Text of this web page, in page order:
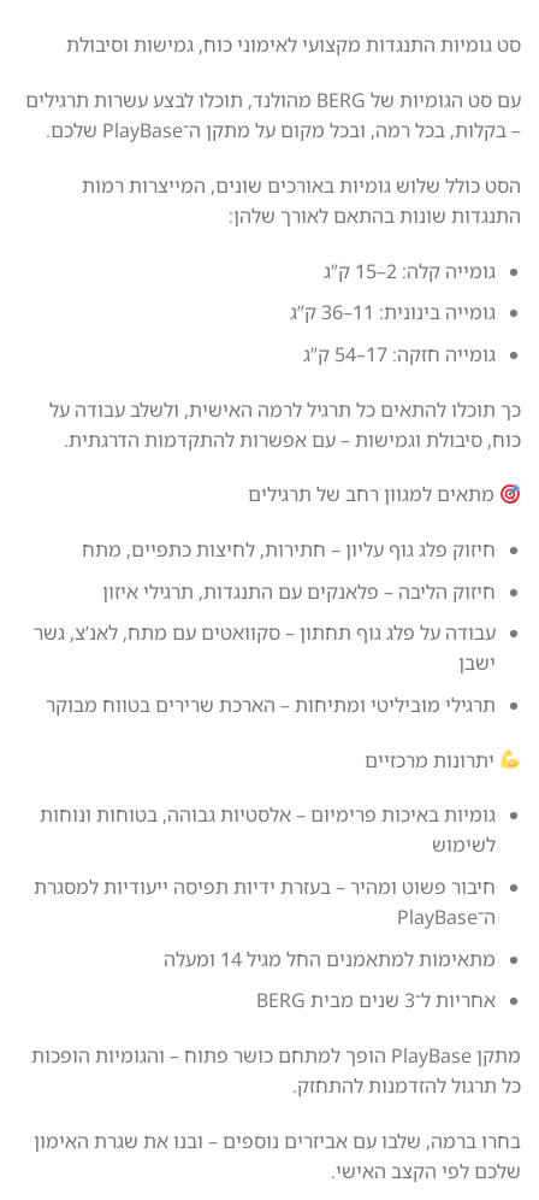
סט גומיות התנגדות מקצועי לאימוני כוח, גמישות וסיבולת
עם סט הגומיות של BERG מהולנד, תוכלו לבצע עשרות תרגילים
– בקלות, בכל רמה, ובכל מקום על מתקן ה־PlayBase שלכם.
הסט כולל שלוש גומיות באורכים שונים, המייצרות רמות
התנגדות שונות בהתאם לאורך שלהן:
גומייה קלה: 2–15 ק”ג
גומייה בינונית: 11–36 ק”ג
גומייה חזקה: 17–54 ק”ג
כך תוכלו להתאים כל תרגיל לרמה האישית, ולשלב עבודה על
כוח, סיבולת וגמישות – עם אפשרות להתקדמות הדרגתית.
מתאים למגוון רחב של תרגילים
חיזוק פלג גוף עליון – חתירות, לחיצות כתפיים, מתח
חיזוק הליבה – פלאנקים עם התנגדות, תרגילי איזון
עבודה על פלג גוף תחתון – סקוואטים עם מתח, לאנ’צ, גשר
ישבן
תרגילי מוביליטי ומתיחות – הארכת שרירים בטווח מבוקר
יתרונות מרכזיים
גומיות באיכות פרימיום – אלסטיות גבוהה, בטוחות ונוחות
לשימוש
חיבור פשוט ומהיר – בעזרת ידיות תפיסה ייעודיות למסגרת
ה־PlayBase
מתאימות למתאמנים החל מגיל 14 ומעלה
אחריות ל־3 שנים מבית BERG
מתקן PlayBase הופך למתחם כושר פתוח – והגומיות הופכות
כל תרגול להזדמנות להתחזק.
בחרו ברמה, שלבו עם אביזרים נוספים – ובנו את שגרת האימון
שלכם לפי הקצב האישי.